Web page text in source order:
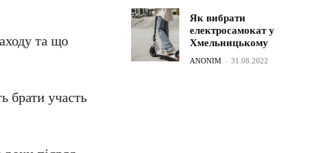
та що
брати участь
Як вибрати
електросамокат у
Хмельницькому
ANONIM - 31.08.2022